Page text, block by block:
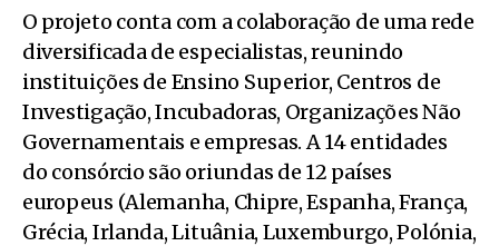
O projeto conta com a colaboração de uma rede
diversificada de especialistas, reunindo
instituições de Ensino Superior, Centros de
Investigação, Incubadoras, Organizações Não
Governamentais e empresas. A 14 entidades
do consórcio são oriundas de 12 países
europeus (Alemanha, Chipre, Espanha, França,
Grécia, Irlanda, Lituânia, Luxemburgo, Polónia,